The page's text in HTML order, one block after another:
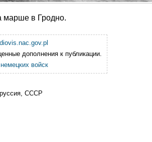
марше в Гродно.
дополнения к публикации.
войск
СССР